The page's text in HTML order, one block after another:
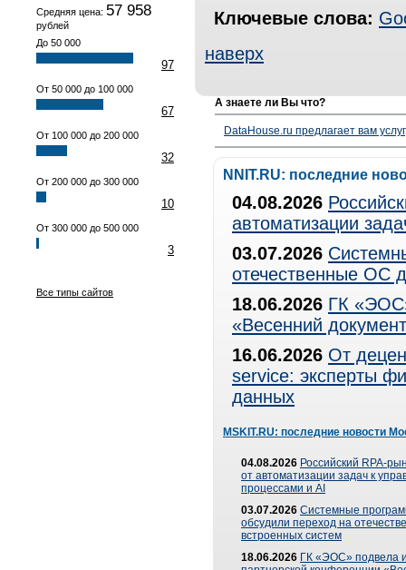
Средняя цена: 57 958
рублей
До 50 000
97
От 50 000 до 100 000
67
От 100 000 до 200 000
32
От 200 000 до 300 000
10
От 300 000 до 500 000
3
Все типы сайтов
Ключевые слова:
наверх
А знаете ли Вы что?
DataHouse.ru предлагает вам
NNIT.RU: последние
04.08.2026
автоматизации
03.07.2026
отечественные ОС
18.06.2026 ГК
«Весенний
16.06.2026 От
service: эксперты
данных
MSKIT.RU: последние новости
04.08.2026 Российский RPA-
от автоматизации задач к
процессами и AI
03.07.2026 Системные
обсудили переход на
встроенных систем
18.06.2026 ГК «ЭОС» подвела